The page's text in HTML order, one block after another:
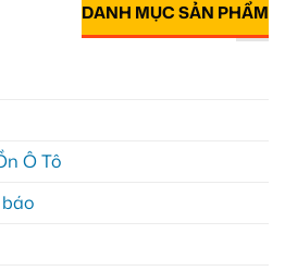
DANH MỤC SẢN PHẨM
Ô Tô